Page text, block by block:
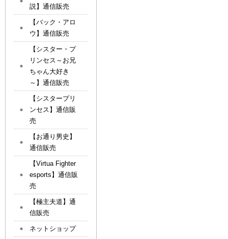
説】通信販売
【バック・アロ
ウ】通信販売
【シスター・プ
リンセス～お兄
ちゃん大好き
～】通信販売
【シスタープリ
ンセス】通信販
売
【お通り男史】
通信販売
【Virtua Fighter
esports】通信販
売
【極主夫道】通
信販売
ネットショップ